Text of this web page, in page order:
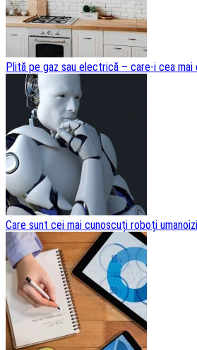
Plită pe gaz sau electrică – care-i cea mai
Care sunt cei mai cunoscuți roboți